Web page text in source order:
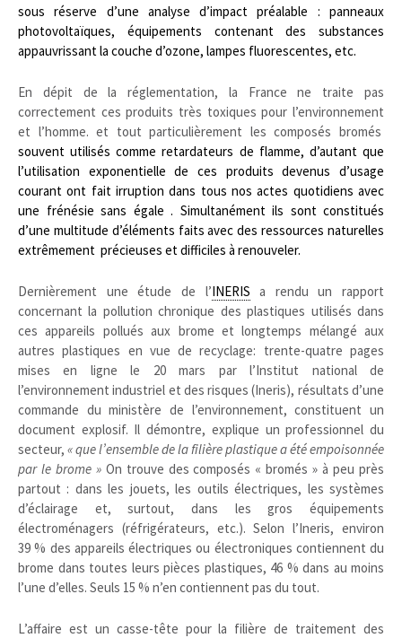
sous réserve d’une analyse d’impact préalable : panneaux
photovoltaïques, équipements contenant des substances
appauvrissant la couche d’ozone, lampes fluorescentes, etc.
En dépit de la réglementation, la France ne traite pas
correctement ces produits très toxiques pour l’environnement
et l’homme. et tout particulièrement les composés bromés
souvent utilisés comme retardateurs de flamme, d’autant que
l’utilisation exponentielle de ces produits devenus d’usage
courant ont fait irruption dans tous nos actes quotidiens avec
une frénésie sans égale . Simultanément ils sont constitués
d’une multitude d’éléments faits avec des ressources naturelles
extrêmement précieuses et difficiles à renouveler.
Dernièrement une étude de l’INERIS a rendu un rapport
concernant la pollution chronique des plastiques utilisés dans
ces appareils pollués aux brome et longtemps mélangé aux
autres plastiques en vue de recyclage: trente-quatre pages
mises en ligne le 20 mars par l’Institut national de
l’environnement industriel et des risques (Ineris), résultats d’une
commande du ministère de l’environnement, constituent un
document explosif. Il démontre, explique un professionnel du
secteur, « que l’ensemble de la filière plastique a été empoisonnée
par le brome »On trouve des composés « bromés » à peu près
partout : dans les jouets, les outils électriques, les systèmes
d’éclairage et, surtout, dans les gros équipements
électroménagers (réfrigérateurs, etc.). Selon l’Ineris, environ
39 % des appareils électriques ou électroniques contiennent du
brome dans toutes leurs pièces plastiques, 46 % dans au moins
l’une d’elles. Seuls 15 % n’en contiennent pas du tout.
L’affaire est un casse-tête pour la filière de traitement des